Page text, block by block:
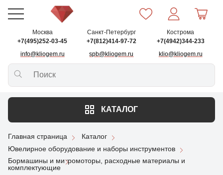
Москва
+7(495)252-03-45
info@kliogem.ru
Санкт-Петербург
+7(812)414-97-72
spb@kliogem.ru
Кострома
+7(4942)344-233
klio@kliogem.ru
КАТАЛОГ
Главная страница
Каталог
Ювелирное оборудование и наборы инструментов
Бормашины и микромоторы, расходные материалы и
комплектующие